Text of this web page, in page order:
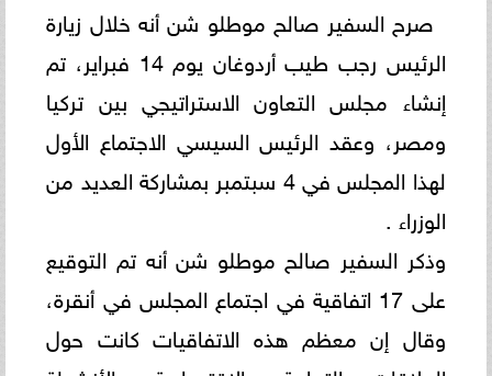
صرح السفير صالح موطلو شن أنه خلال زيارة
الرئيس رجب طيب أردوغان يوم 14 فبراير، تم
إنشاء مجلس التعاون ‏الاستراتيجي بين تركيا
ومصر، وعقد الرئيس السيسي الاجتماع الأول
لهذا المجلس في 4 سبتمبر بمشاركة العديد من
الوزراء . ‏
وذكر السفير صالح موطلو شن أنه تم التوقيع
على 17 اتفاقية في اجتماع المجلس في أنقرة،
وقال إن معظم هذه الاتفاقيات كانت ‏حول